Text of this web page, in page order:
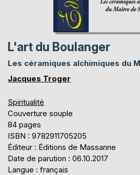
L'art du Boulanger
Les céramiques alchimiques du
Jacques Troger
Spiritualité
Couverture souple
84 pages
ISBN : 9782911705205
Éditeur : Éditions de Massanne
Date de parution : 06.10.2017
Langue : français